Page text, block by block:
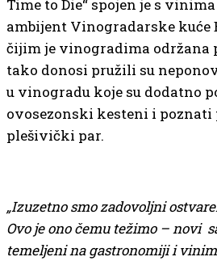
Time to Die“ spojen je s
ambijent Vinogradarske kuće
čijim je vinogradima održana
tako donosi pružili su
u vinogradu koje su dodatno
ovosezonski kesteni i poznati
plešivički par.
„Izuzetno smo zadovoljni
Ovo je ono čemu težimo – novi
temeljeni na gastronomiji i